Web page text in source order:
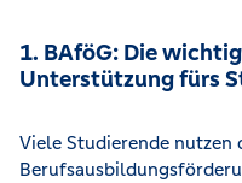
1. BAföG: Die
Unterstützung fürs
Viele Studierende nutzen